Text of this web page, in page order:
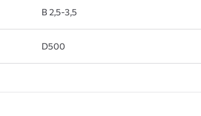
В 2,5-3,5
D500